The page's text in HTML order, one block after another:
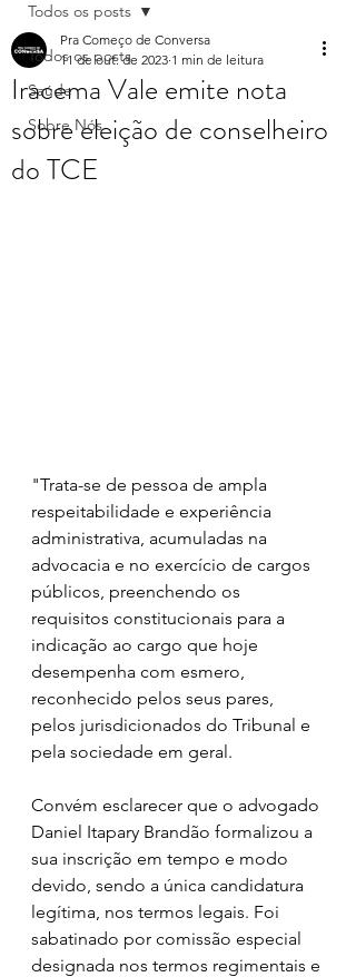
Todos os posts
Saúde
Sobre Nós
Todos os posts
Iracema Vale emite nota
sobre eleição de conselheiro
do TCE
Pra Começo de Conversa
11 de out. de 2023 1 min de leitura
"Trata-se de pessoa de ampla
respeitabilidade e experiência
administrativa, acumuladas na
advocacia e no exercício de cargos
públicos, preenchendo os
requisitos constitucionais para a
indicação ao cargo que hoje
desempenha com esmero,
reconhecido pelos seus pares,
pelos jurisdicionados do Tribunal e
pela sociedade em geral.
Convém esclarecer que o advogado
Daniel Itapary Brandão formalizou a
sua inscrição em tempo e modo
devido, sendo a única candidatura
legítima, nos termos legais. Foi
sabatinado por comissão especial
designada nos termos regimentais e